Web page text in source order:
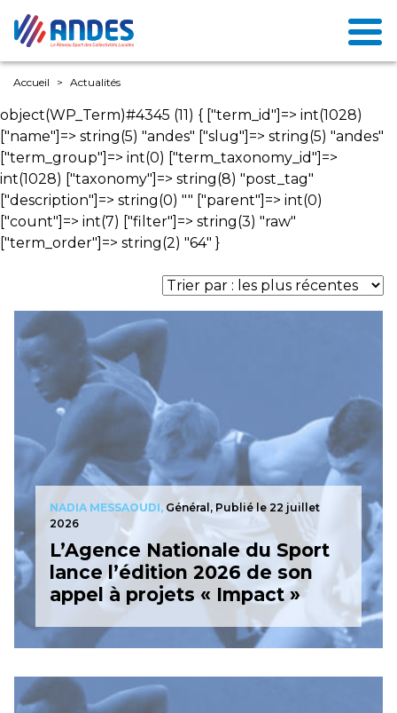
Accueil Actualités
object(WP_Term)#4345 (11) { ["term_id"]=> int(1028)
["name"]=> string(5) "andes" ["slug"]=> string(5) "andes"
["term_group"]=> int(0) ["term_taxonomy_id"]=>
int(1028) ["taxonomy"]=> string(8) "post_tag"
["description"]=> string(0) "" ["parent"]=> int(0)
["count"]=> int(7) ["filter"]=> string(3) "raw"
["term_order"]=> string(2) "64" }
NADIA MESSAOUDI, Général, Publié le 22 juillet
2026
L’Agence Nationale du Sport
lance l’édition 2026 de son
appel à projets « Impact »